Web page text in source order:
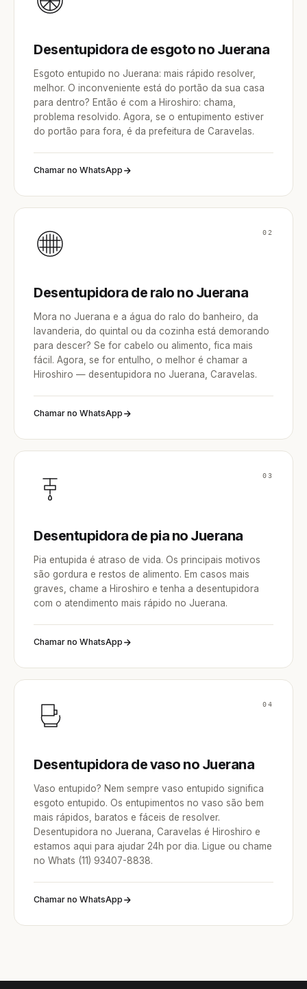
Desentupidora de esgoto no Juerana
Esgoto entupido no Juerana: mais rápido resolver,
melhor. O inconveniente está do portão da sua casa
para dentro? Então é com a Hiroshiro: chama,
problema resolvido. Agora, se o entupimento estiver
do portão para fora, é da prefeitura de Caravelas.
Chamar no WhatsApp
02
Desentupidora de ralo no Juerana
Mora no Juerana e a água do ralo do banheiro, da
lavanderia, do quintal ou da cozinha está demorando
para descer? Se for cabelo ou alimento, fica mais
fácil. Agora, se for entulho, o melhor é chamar a
Hiroshiro — desentupidora no Juerana, Caravelas.
Chamar no WhatsApp
03
Desentupidora de pia no Juerana
Pia entupida é atraso de vida. Os principais motivos
são gordura e restos de alimento. Em casos mais
graves, chame a Hiroshiro e tenha a desentupidora
com o atendimento mais rápido no Juerana.
Chamar no WhatsApp
04
Desentupidora de vaso no Juerana
Vaso entupido? Nem sempre vaso entupido significa
esgoto entupido. Os entupimentos no vaso são bem
mais rápidos, baratos e fáceis de resolver.
Desentupidora no Juerana, Caravelas é Hiroshiro e
estamos aqui para ajudar 24h por dia. Ligue ou chame
no Whats (11) 93407-8838.
Chamar no WhatsApp